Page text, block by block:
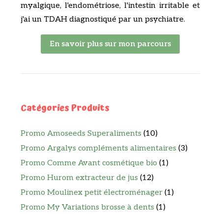
myalgique, l'endométriose, l'intestin irritable et
j'ai un TDAH diagnostiqué par un psychiatre.
En savoir plus sur mon parcours
Catégories Produits
Promo Amoseeds Superaliments (10)
Promo Argalys compléments alimentaires (3)
Promo Comme Avant cosmétique bio (1)
Promo Hurom extracteur de jus (12)
Promo Moulinex petit électroménager (1)
Promo My Variations brosse à dents (1)